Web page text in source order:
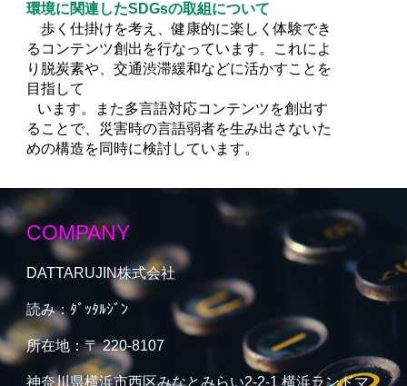
環境に関連したSDGsの取組について
歩く仕掛けを考え、健康的に楽しく体験でき
るコンテンツ創出を行なっています。これによ
り脱炭素や、交通渋滞緩和などに活かすことを
目指して
います。また多言語対応コンテンツを創出す
ることで、災害時の言語弱者を生み出さないた
めの構造を同時に検討しています。
COMPANY
DATTARUJIN株式会社
読み：ﾀﾞｯﾀﾙｼﾞﾝ
所在地：〒 220-8107
神奈川県横浜市西区みなとみらい2-2-1 横浜ランドマ